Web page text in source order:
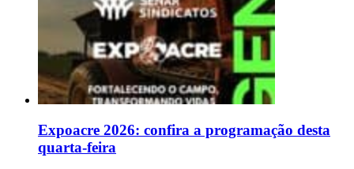
Expoacre 2026: confira a programação desta
quarta-feira